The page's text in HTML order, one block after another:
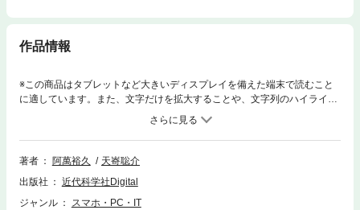
作品情報
※この商品はタブレットなど大きいディスプレイを備えた端末で読むこと
に適しています。また、文字だけを拡大することや、文字列のハイライ
ト、検索、辞書の参照、引用などの機能が使用できません。本書はFOSE
主催ワークショップの予稿集（2025年度）。ソフトウェア工学研究の活性
化に寄与する情報がまとめられています。
著者
阿萬裕久
天㟢聡介
出版社
近代科学社Digital
ジャンル
スマホ・PC・IT